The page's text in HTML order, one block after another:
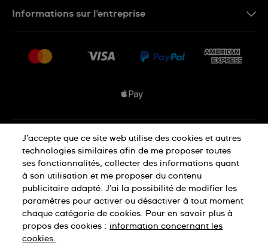
Conditions De Vente
Informations sur l'entreprise
Nous rejoindre
Déclaration de confidentialité
Déclaration concernant les cookies
Conditions d'utilisation
J’accepte que ce site web utilise des cookies et autres
technologies similaires afin de me proposer toutes
ses fonctionnalités, collecter des informations quant
à son utilisation et me proposer du contenu
publicitaire adapté. J’ai la possibilité de modifier les
paramètres pour activer ou désactiver à tout moment
chaque catégorie de cookies. Pour en savoir plus à
propos des cookies : information concernant les
cookies.